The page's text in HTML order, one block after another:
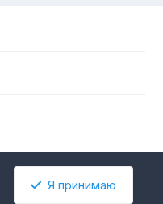
Я принимаю